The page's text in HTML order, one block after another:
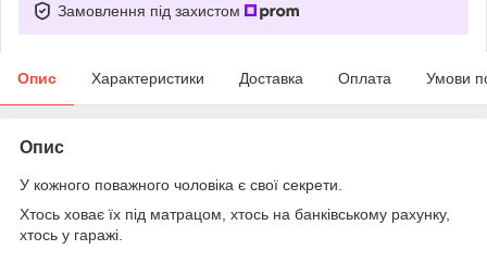
Замовлення під захистом
Опис Характеристики Доставка Оплата Умови
Опис
У кожного поважного чоловіка є свої секрети.
Хтось ховає їх під матрацом, хтось на банківському рахунку,
хтось у гаражі.